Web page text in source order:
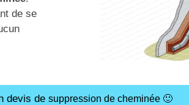
de se
devis de suppression de cheminée🙂